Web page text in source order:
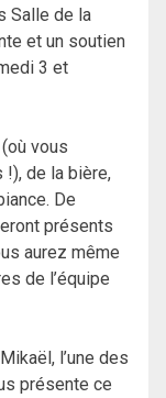
Salle de la
et un soutien
3 et
vous
de la bière,
De
présents
aurez même
de l’équipe
l’une des
présente ce